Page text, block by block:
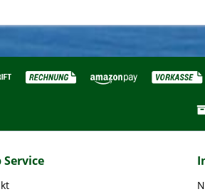
Service